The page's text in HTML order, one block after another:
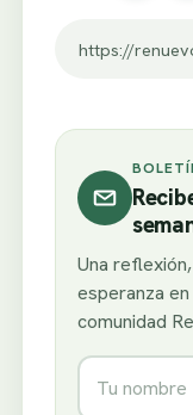
Una
esperanza
comunidad
Nombre